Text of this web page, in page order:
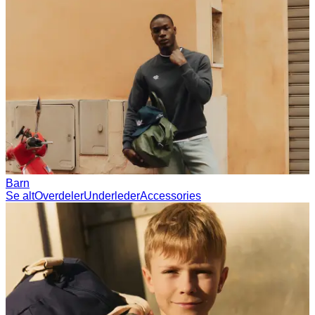
Summer 2026
Trending nå
Polo
T-shirts
Shorts
T-SHIRTS
JAKKER
HOODIES